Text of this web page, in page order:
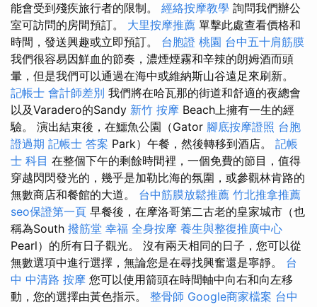
能會受到殘疾旅行者的限制。 經絡按摩教學 詢問我們辦公
室可訪問的房間預訂。 大里按摩推薦 單擊此處查看價格和
時間，發送興趣或立即預訂。 台胞證 桃園 台中五十肩筋膜
我們很容易因鮮血的節奏，濃煙煙霧和辛辣的朗姆酒而頭
暈，但是我們可以通過在海中或維納斯山谷遠足來刷新。
記帳士 會計師差別 我們將在哈瓦那的街道和舒適的夜總會
以及Varadero的Sandy 新竹 按摩 Beach上擁有一生的經
驗。 演出結束後，在鱷魚公園（Gator 腳底按摩證照 台胞
證過期 記帳士 答案 Park）午餐，然後轉移到酒店。 記帳
士 科目 在整個下午的剩餘時間裡，一個免費的節目，值得
穿越閃閃發光的，幾乎是加勒比海的氛圍，或參觀林肯路的
無數商店和餐館的大道。 台中筋膜放鬆推薦 竹北推拿推薦
seo保證第一頁 早餐後，在摩洛哥第二古老的皇家城市（也
稱為South 撥筋堂 幸福 全身按摩 養生與整復推廣中心
Pearl）的所有日子觀光。 沒有兩天相同的日子，您可以從
無數選項中進行選擇，無論您是在尋找興奮還是寧靜。 台
中 中清路 按摩 您可以使用箭頭在時間軸中向右和向左移
動，您的選擇由黃色指示。 整骨師 Google商家檔案 台中